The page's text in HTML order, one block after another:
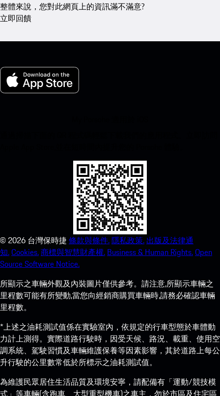
整體來說，您對此網頁上的資訊滿不滿意?
立即回饋
© 2026 台灣保時捷 條款與條件.隱私政策. 出版及法律通
知.Cookies.商標與智慧財產權. Business & Human Rights.Open
Source Software Notice.
所顯示之車輛外觀及內裝圖片僅供參考。請注意,所顯示車輛之
里程數可能有所變動,當您向經銷商購買車輛時,請務必確認車輛
里程數。
*上述之油耗測試值係在實驗室內，依規定的行車型態於車體動
力計上測得。實際道路行駛時，因受天候、路況、載重、使用空
調系統、駕駛習慣及車輛維護保養等因素影響，其於道路上每公
升行駛的公里數常低於所標示之油耗測試值。
為維護民眾居住生活品質及環境安寧，請配備有「運動/競技模
式」等車輛(含跑車、大型重型機車)之車主，勿於市區及住宅區